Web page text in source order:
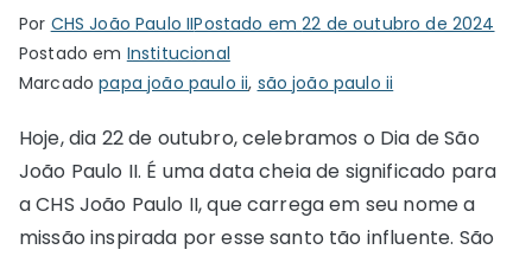
Por CHS João Paulo IIPostado em22 de outubro de 2024
Postado em Institucional
Marcadopapa joão paulo ii, são joão paulo ii
Hoje, dia 22 de outubro, celebramos o Dia de São
João Paulo II. É uma data cheia de significado para
a CHS João Paulo II, que carrega em seu nome a
missão inspirada por esse santo tão influente. São